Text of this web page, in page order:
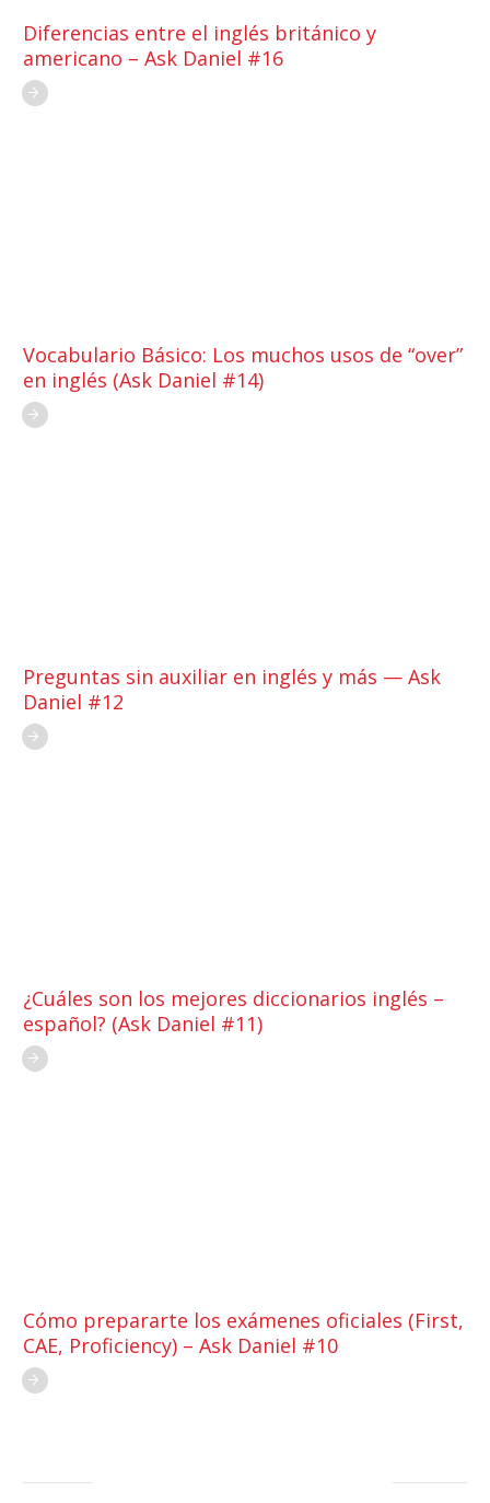
Diferencias entre el inglés británico y
americano – Ask Daniel #16
Vocabulario Básico: Los muchos usos de “over”
en inglés (Ask Daniel #14)
Preguntas sin auxiliar en inglés y más — Ask
Daniel #12
¿Cuáles son los mejores diccionarios inglés –
español? (Ask Daniel #11)
Cómo prepararte los exámenes oficiales (First,
CAE, Proficiency) – Ask Daniel #10